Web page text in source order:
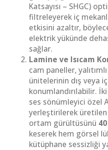
Katsayısı – SHGC)
filtreleyerek iç
etkisini azaltır,
elektrik yükünde
sağlar.
Lamine ve Isıcam
cam paneller,
ünitelerinin dış veya
konumlandırılabilir.
ses sönümleyici özel
yerleştirilerek üretilen
ortam gürültüsünü
keserek hem görsel
kütüphane sessizliği